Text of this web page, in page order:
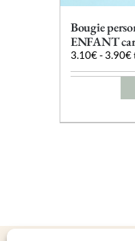
Bougie
ENFANT
3.10€- 3.90€